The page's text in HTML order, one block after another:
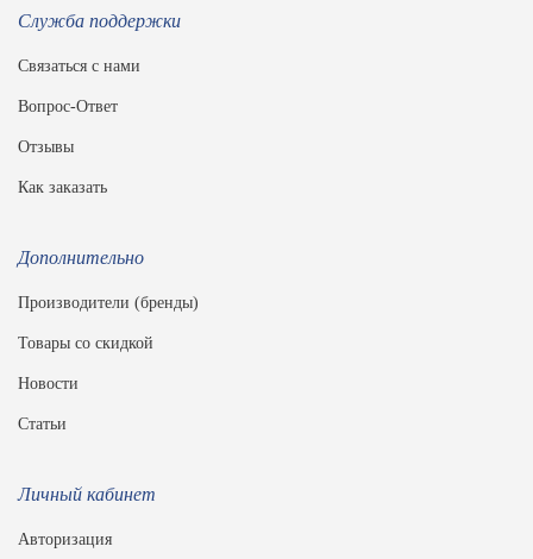
Служба поддержки
Связаться с нами
Вопрос-Ответ
Отзывы
Как заказать
Дополнительно
Производители (бренды)
Товары со скидкой
Новости
Статьи
Личный кабинет
Авторизация